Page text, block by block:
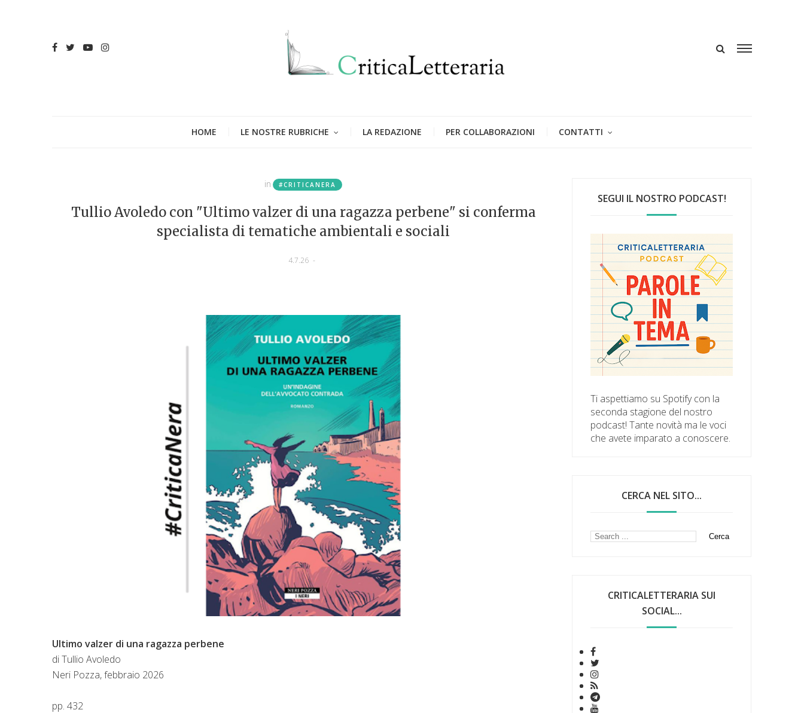
HOME LE NOSTRE RUBRICHE LA REDAZIONE PER COLLABORAZIONI CONTATTI
in #CRITICANERA
Tullio Avoledo con "Ultimo valzer di una ragazza perbene" si conferma
specialista di tematiche ambientali e sociali
4.7.26 -
Ultimo valzer di una ragazza perbene
di Tullio Avoledo
Neri Pozza, febbraio 2026
pp. 432
SEGUI IL NOSTRO PODCAST!
Ti aspettiamo su Spotify con la
seconda stagione del nostro
podcast! Tante novità ma le voci
che avete imparato a conoscere.
CERCA NEL SITO...
CRITICALETTERARIA SUI
SOCIAL...